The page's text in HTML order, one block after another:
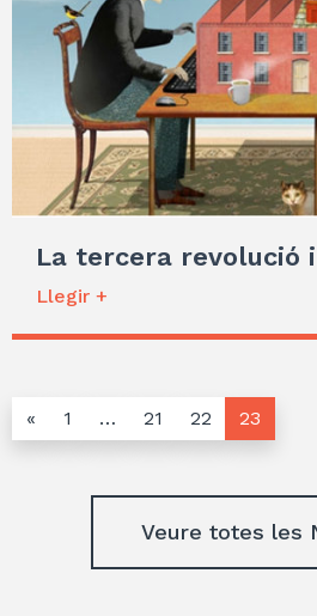
La tercera revolució
Llegir +
« 1 … 21 22 23
Veure totes les